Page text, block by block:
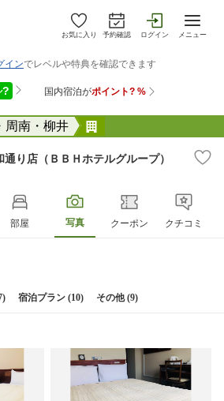
お気に入り 予約確認 ログイン メニュー
周南・柳井
り店（ＢＢＨホテルグループ）
部屋 写真 クーポン クチコミ
宿泊プラン (10) その他 (9)